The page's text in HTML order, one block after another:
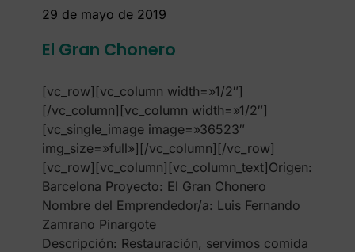
29 de mayo de 2019
El Gran Chonero
[vc_row][vc_column width=»1/2″]
[/vc_column][vc_column width=»1/2″]
[vc_single_image image=»36523″
img_size=»full»][/vc_column][/vc_row]
[vc_row][vc_column][vc_column_text]Origen:
Barcelona Proyecto: El Gran Chonero
Nombre del Emprendedor/a: Luis Fernando
Zamrano Pinargote
Descripción: Restauración, servimos comida